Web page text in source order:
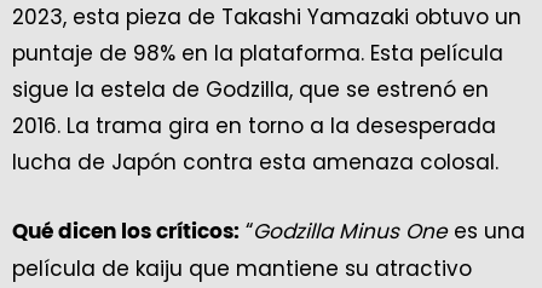
2023, esta pieza de Takashi Yamazaki obtuvo un
puntaje de 98% en la plataforma. Esta película
sigue la estela de Godzilla, que se estrenó en
2016. La trama gira en torno a la desesperada
lucha de Japón contra esta amenaza colosal.
Qué dicen los críticos: “Godzilla Minus Onees una
película de kaiju que mantiene su atractivo